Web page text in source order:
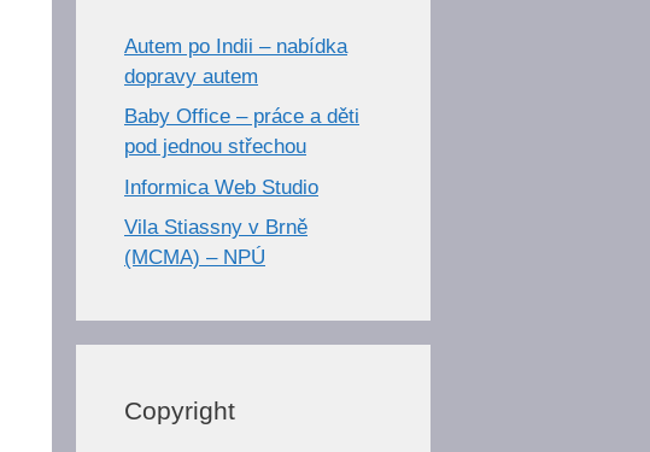
Autem po Indii – nabídka
dopravy autem
Baby Office – práce a děti
pod jednou střechou
Informica Web Studio
Vila Stiassny v Brně
(MCMA) – NPÚ
Copyright